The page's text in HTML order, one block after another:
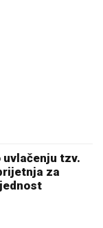
uvlačenju tzv.
za